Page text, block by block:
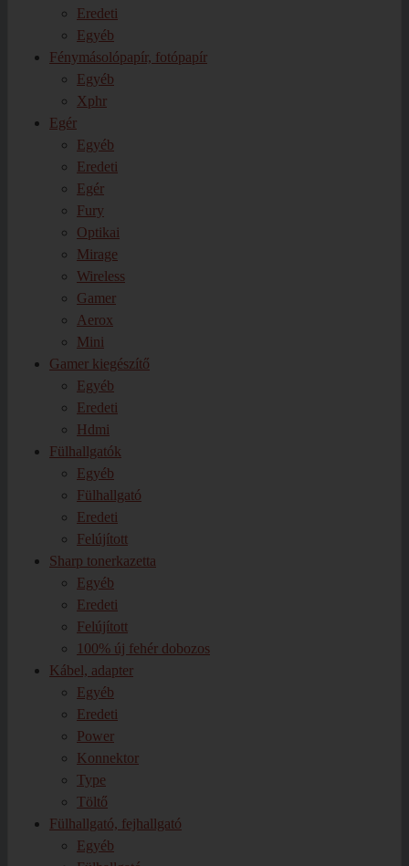
Eredeti
Egyéb
Fénymásolópapír, fotópapír
Egyéb
Xphr
Egér
Egyéb
Eredeti
Egér
Fury
Optikai
Mirage
Wireless
Gamer
Aerox
Mini
Gamer kiegészítő
Egyéb
Eredeti
Hdmi
Fülhallgatók
Egyéb
Fülhallgató
Eredeti
Felújított
Sharp tonerkazetta
Egyéb
Eredeti
Felújított
100% új fehér dobozos
Kábel, adapter
Egyéb
Eredeti
Power
Konnektor
Type
Töltő
Fülhallgató, fejhallgató
Egyéb